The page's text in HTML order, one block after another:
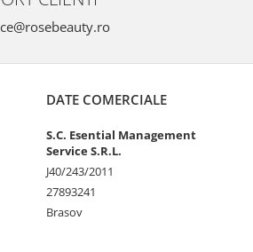
DATE COMERCIALE
S.C. Esential Management
Service S.R.L.
J40/243/2011
27893241
Brasov